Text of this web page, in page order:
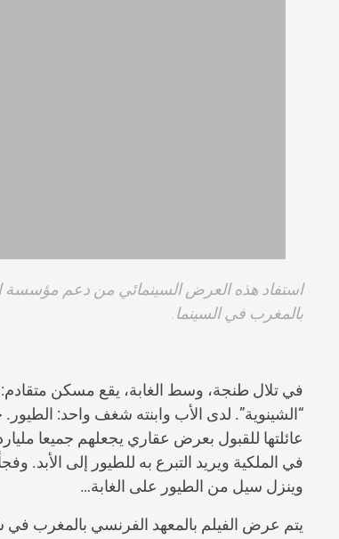
استفاد هذه العرض السينمائي من دعم مؤسسة
بالمغرب في السينما.
في تلال طنجة، وسط الغابة، يقع مسكن متقادم:
“الشينوية”. لدى الأب وابنته شغف واحد:
عائلتها للقبول بعرض عقاري يجعلهم جميعا
في الملكية ويريد التبرع به للطيور إلى الأبد.
وينزل سيل من الطيور على الغابة…
يتم عرض الفيلم بالمعهد الفرنسي بالمغرب في